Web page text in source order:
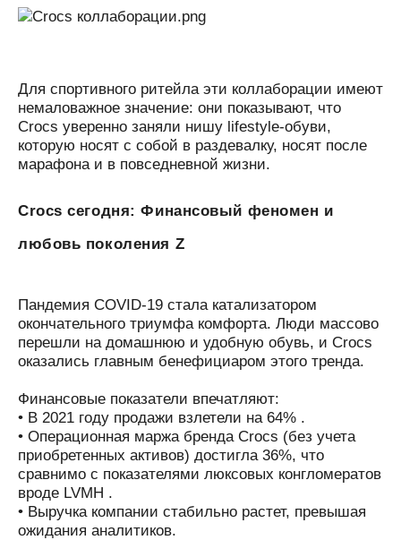
Для спортивного ритейла эти коллаборации имеют
немаловажное значение: они показывают, что
Crocs уверенно заняли нишу lifestyle-обуви,
которую носят с собой в раздевалку, носят после
марафона и в повседневной жизни.
Crocs сегодня: Финансовый феномен и
любовь поколения Z
Пандемия COVID-19 стала катализатором
окончательного триумфа комфорта. Люди массово
перешли на домашнюю и удобную обувь, и Crocs
оказались главным бенефициаром этого тренда.
Финансовые показатели впечатляют:
• В 2021 году продажи взлетели на 64% .
• Операционная маржа бренда Crocs (без учета
приобретенных активов) достигла 36%, что
сравнимо с показателями люксовых конгломератов
вроде LVMH .
• Выручка компании стабильно растет, превышая
ожидания аналитиков.